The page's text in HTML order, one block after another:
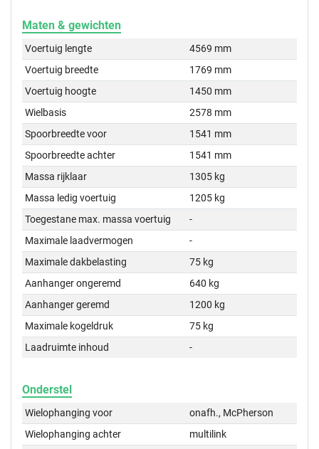
Maten & gewichten
Voertuig lengte
4569 mm
Voertuig breedte
1769 mm
Voertuig hoogte
1450 mm
Wielbasis
2578 mm
Spoorbreedte voor
1541 mm
Spoorbreedte achter
1541 mm
Massa rijklaar
1305 kg
Massa ledig voertuig
1205 kg
Toegestane max. massa voertuig
-
Maximale laadvermogen
-
Maximale dakbelasting
75 kg
Aanhanger ongeremd
640 kg
Aanhanger geremd
1200 kg
Maximale kogeldruk
75 kg
Laadruimte inhoud
-
Onderstel
Wielophanging voor
onafh., McPherson
Wielophanging achter
multilink